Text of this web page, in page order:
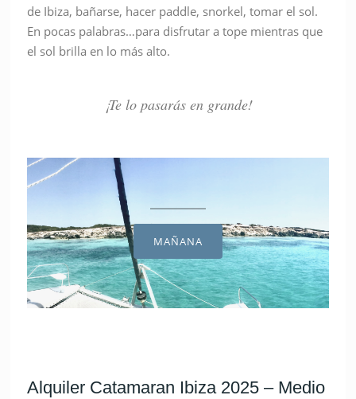
de Ibiza, bañarse, hacer paddle, snorkel, tomar el sol.
En pocas palabras…para disfrutar a tope mientras que
el sol brilla en lo más alto.
¡Te lo pasarás en grande!
MAÑANA
Alquiler Catamaran Ibiza 2025 – Medio